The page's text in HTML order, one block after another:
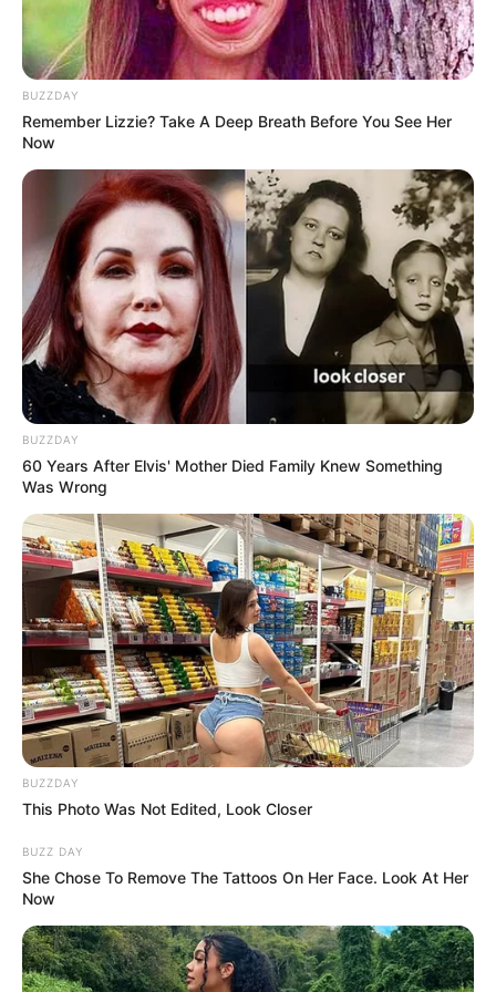
TULIS KOMENTAR
Alamat email Anda tidak akan dipublikasikan. Ruas yang wajib ditandai*
BUZZDAY
Remember Lizzie? Take A Deep Breath Before You See Her
Now
BUZZDAY
60 Years After Elvis' Mother Died Family Knew Something
Was Wrong
BUZZDAY
This Photo Was Not Edited, Look Closer
BUZZ DAY
She Chose To Remove The Tattoos On Her Face. Look At Her
Now